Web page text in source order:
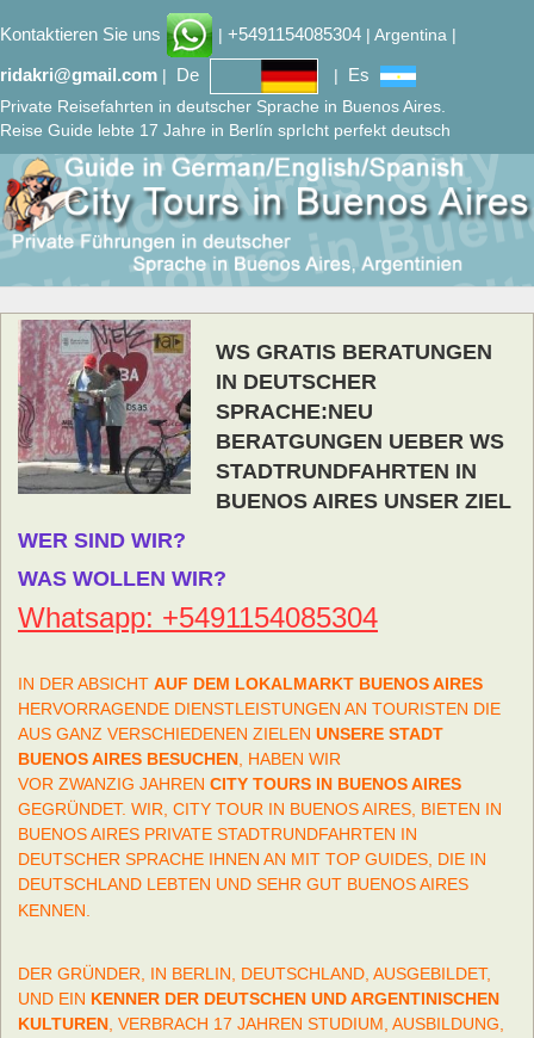
Kontaktieren Sie uns | +5491154085304 | Argentina |
ridakri@gmail.com | De | Es
Private Reisefahrten in deutscher Sprache in Buenos Aires.
Reise Guide lebte 17 Jahre in Berlín sprIcht perfekt deutsch
WS GRATIS BERATUNGEN
IN DEUTSCHER
SPRACHE:NEU
BERATGUNGEN UEBER WS
STADTRUNDFAHRTEN IN
BUENOS AIRES UNSER ZIEL
WER SIND WIR?
WAS WOLLEN WIR?
Whatsapp: +5491154085304
IN DER ABSICHT AUF DEM LOKALMARKT BUENOS AIRES
HERVORRAGENDE DIENSTLEISTUNGEN AN TOURISTEN DIE
AUS GANZ VERSCHIEDENEN ZIELEN UNSERE STADT
BUENOS AIRES BESUCHEN, HABEN WIR
VOR ZWANZIG JAHREN CITY TOURS IN BUENOS AIRES
GEGRÜNDET. WIR, CITY TOUR IN BUENOS AIRES, BIETEN IN
BUENOS AIRES PRIVATE STADTRUNDFAHRTEN IN
DEUTSCHER SPRACHE IHNEN AN MIT TOP GUIDES, DIE IN
DEUTSCHLAND LEBTEN UND SEHR GUT BUENOS AIRES
KENNEN.
DER GRÜNDER, IN BERLIN, DEUTSCHLAND, AUSGEBILDET,
UND EIN KENNER DER DEUTSCHEN UND ARGENTINISCHEN
KULTUREN, VERBRACH 17 JAHREN STUDIUM, AUSBILDUNG,